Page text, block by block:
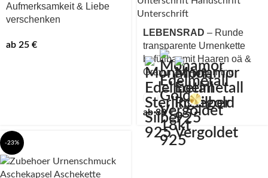
Aufmerksamkeit & Liebe
verschenken
ab 25 €
LEBENSRAD – Runde
transparente Urnenkette
befüllbar mit Haaren oä &
Gravur am Außenring
ab89€
-23%